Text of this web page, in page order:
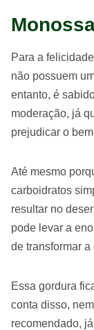
Para a
não possuem
entanto, é
moderação, já
prejudicar o
Até mesmo
carboidratos
resultar no
pode levar a
de transformar
Essa gordura
conta disso,
recomendado,